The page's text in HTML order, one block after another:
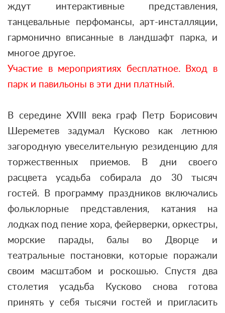
ждут интерактивные представления,
танцевальные перфомансы, арт-инсталляции,
гармонично вписанные в ландшафт парка, и
многое другое.
Участие в мероприятиях бесплатное. Вход в
парк и павильоны в эти дни платный.
В середине XVIII века граф Петр Борисович
Шереметев задумал Кусково как летнюю
загородную увеселительную резиденцию для
торжественных приемов. В дни своего
расцвета усадьба собирала до 30 тысяч
гостей. В программу праздников включались
фольклорные представления, катания на
лодках под пение хора, фейерверки, оркестры,
морские парады, балы во Дворце и
театральные постановки, которые поражали
своим масштабом и роскошью. Спустя два
столетия усадьба Кусково снова готова
принять у себя тысячи гостей и пригласить